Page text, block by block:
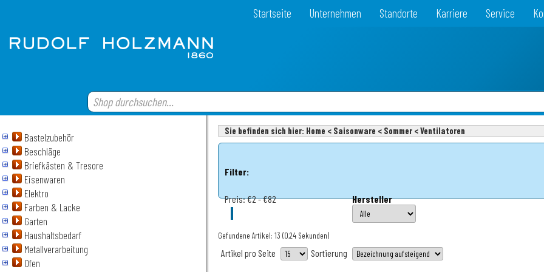
Startseite Unternehmen Standorte Karriere Service
Bastelzubehör
Beschläge
Briefkästen & Tresore
Eisenwaren
Elektro
Farben & Lacke
Garten
Haushaltsbedarf
Metallverarbeitung
Ofen
Sie befinden sich hier: Home < Saisonware < Sommer < Ventilatoren
Filter:
Preis:€2 - €82 Hersteller
Gefundene Artikel: 13 (0,24 Sekunden)
Artikel pro Seite Sortierung